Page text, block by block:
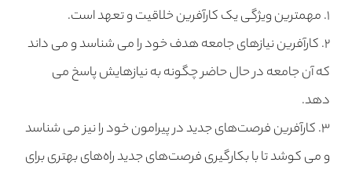
۱. مهمترین ویژگی یک کارآفرین خلاقیت و تعهد است.
۲. کارآفرین نیازهای جامعه هدف خود را می شناسد و می داند
که آن جامعه در حال حاضر چگونه به نیازهایش پاسخ می
دهد.
۳. کارآفرین فرصت‌های جدید در پیرامون خود را نیز می شناسد
و می کوشد تا با بکارگیری فرصت‌های جدید راه‌های بهتری برای